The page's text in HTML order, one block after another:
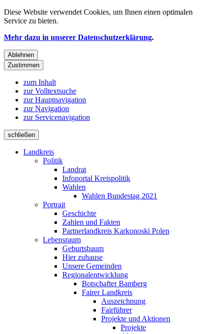
Diese Website verwendet Cookies, um Ihnen einen optimalen
Service zu bieten.
Mehr dazu in unserer Datenschutzerklärung.
Ablehnen
Zustimmen
zum Inhalt
zur Volltextsuche
zur Hauptnavigation
zur Navigation
zur Servicenavigation
schließen
Landkreis
Politik
Landrat
Infoportal Kreispolitik
Wahlen
Wahlen Bundestag 2021
Portrait
Geschichte
Zahlen und Fakten
Partnerlandkreis Karkonoski Polen
Lebensraum
Geburtsbaum
Hier zuhause
Unsere Gemeinden
Regionalentwicklung
Botschafter Bamberg
Fairer Landkreis
Auszeichnung
Fairführer
Projekte und Aktionen
Projekte